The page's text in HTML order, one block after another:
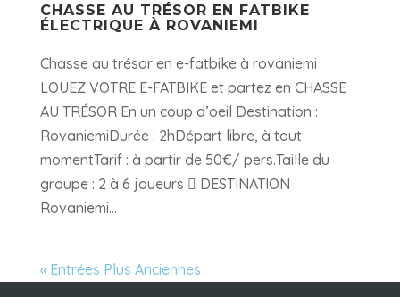
CHASSE AU TRÉSOR EN FATBIKE
ÉLECTRIQUE À ROVANIEMI
Chasse au trésor en e-fatbike à rovaniemi
LOUEZ VOTRE E-FATBIKE et partez en CHASSE
AU TRÉSOR En un coup d’oeil Destination :
RovaniemiDurée : 2hDépart libre, à tout
momentTarif : à partir de 50€/ pers.Taille du
groupe : 2 à 6 joueurs  DESTINATION
Rovaniemi...
« Entrées Plus Anciennes